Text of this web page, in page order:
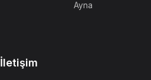
Ayna
İletişim